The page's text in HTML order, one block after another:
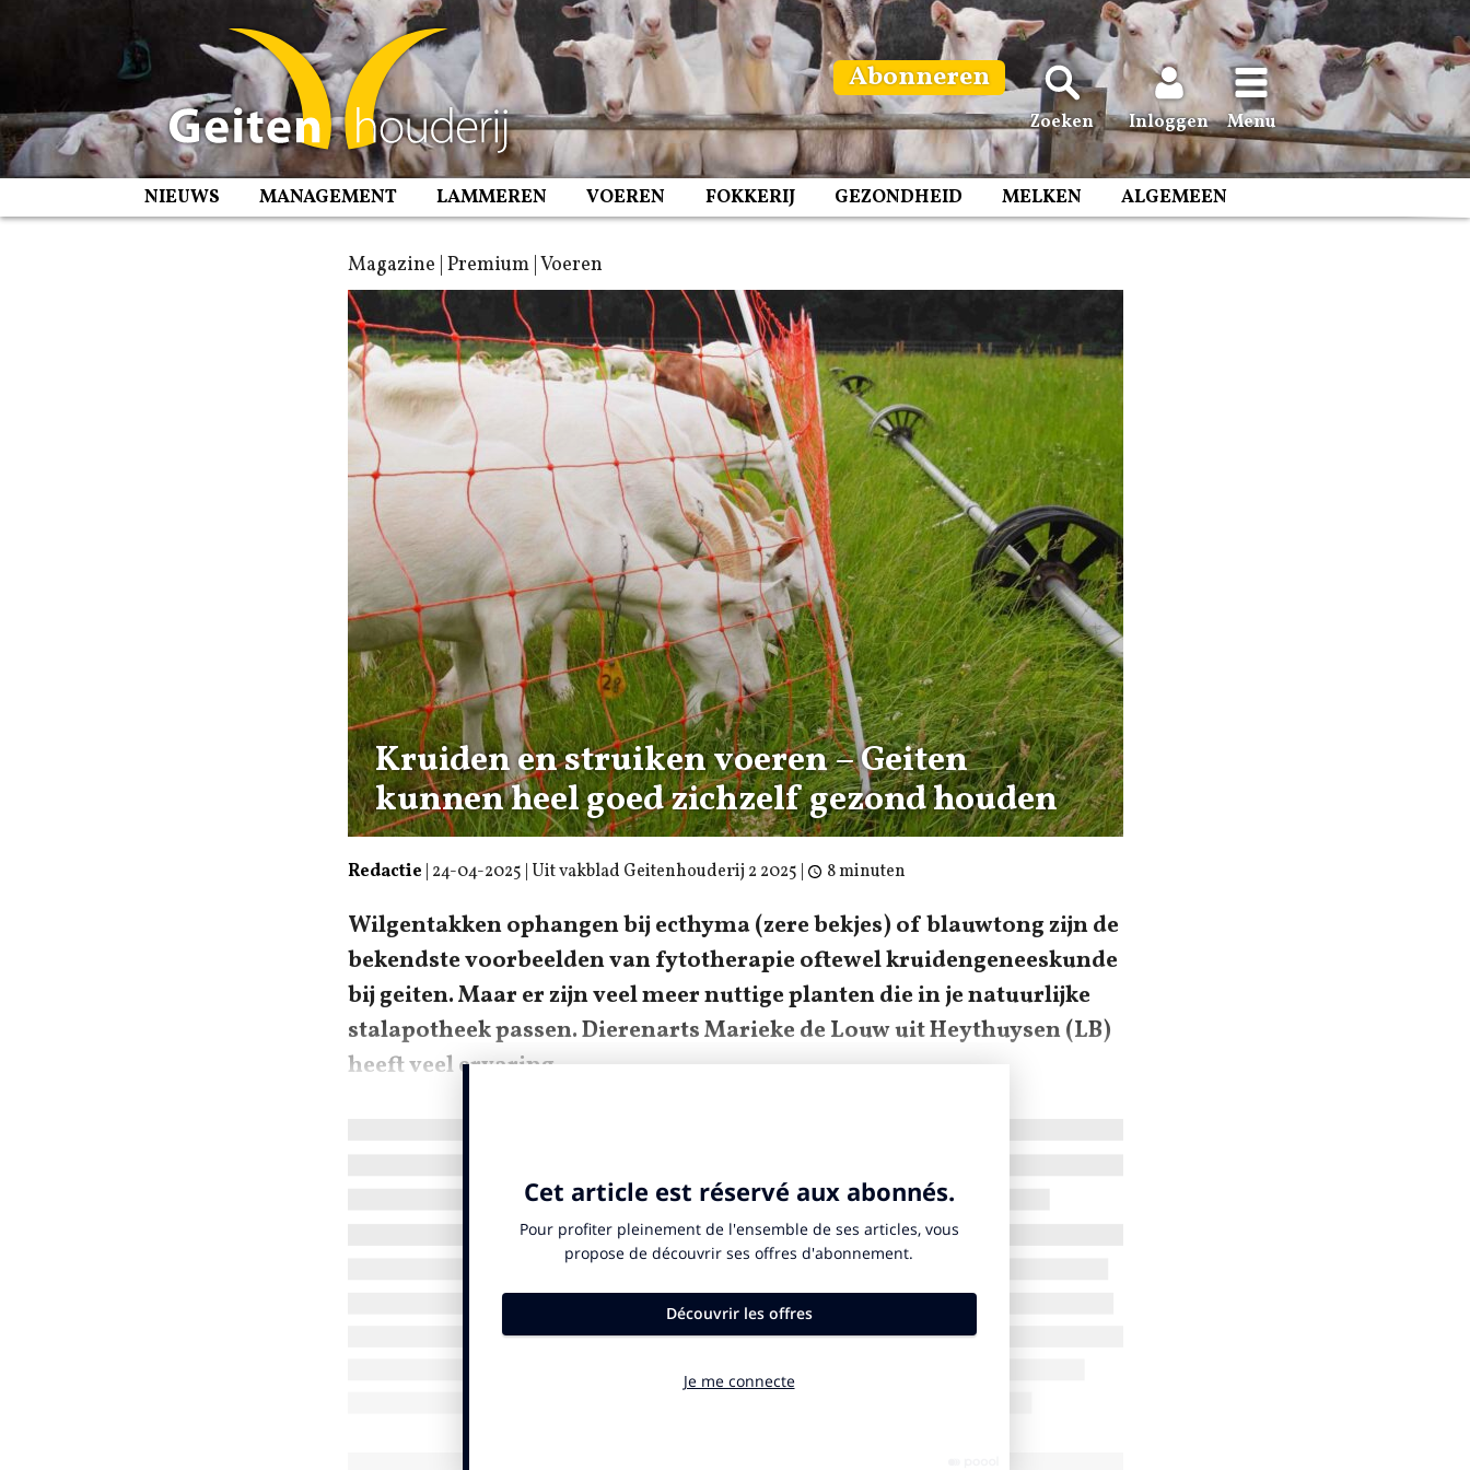
Abonneren
Zoeken Inloggen Menu
NIEUWS MANAGEMENT LAMMEREN VOEREN FOKKERIJ GEZONDHEID MELKEN ALGEMEEN
Magazine | Premium | Voeren
Kruiden en struiken voeren – Geiten
kunnen heel goed zichzelf gezond houden
Redactie 24-04-2025 | Uit vakblad Geitenhouderij 2 2025 | 8 minuten
Wilgentakken ophangen bij ecthyma (zere bekjes) of blauwtong zijn de
bekendste voorbeelden van fytotherapie oftewel kruidengeneeskunde
bij geiten. Maar er zijn veel meer nuttige planten die in je natuurlijke
stalapotheek passen. Dierenarts Marieke de Louw uit Heythuysen (LB)
heeft veel ervaring.